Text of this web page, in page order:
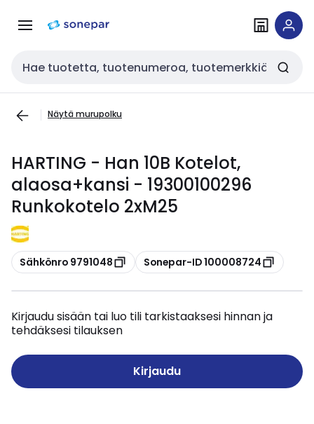
navigointiinsisältöön
Haku
Näytä murupolku
HARTING - Han 10B Kotelot,
alaosa+kansi - 19300100296
Runkokotelo 2xM25
Kopioi
Sähkönro 9791048 Kopioi
Sonepar-ID 100008724
Kirjaudu sisään tai luo tili tarkistaaksesi hinnan ja
tehdäksesi tilauksen
Kirjaudu